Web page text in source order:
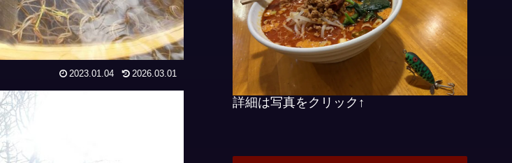
2023.01.04 2026.03.01
詳細は写真をクリック↑